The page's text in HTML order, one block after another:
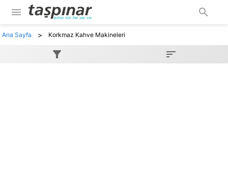
menu search
Ana Sayfa > Korkmaz Kahve Makineleri
filter_alt sort